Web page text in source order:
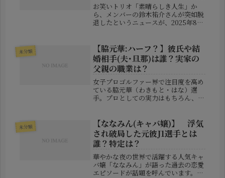
お笑いトリオ「素晴らしき人生」か
ら、メンバーの鈴木祐介さんが突如脱
退したというニュースが、2025年8月
回は、松竹芸能が公式に発表した内容
をもとに、鈴木祐介さんの脱退に関...
未分類
【脇元華:ハーフ？】彼氏や結
婚相手(夫･旦那)は誰？実家の
父親の職業は？
女子プロゴルファー界で注目度を高め
ている脇元華（わきもと・はな）選
手。プロとしての実力はもちろん、そ
こともしばしば。SNSやネット上では
「ハーフなの？」「彼氏や結婚して
る？」...
未分類
【ななみん(キャバ嬢)】 浮気
され破局した元彼J1選手とは
誰？特定は？
華やかな夜の世界で活躍する人気キャ
バ嬢「ななみん」が語った過去の恋愛
エピソードが話題を呼んでいます。彼